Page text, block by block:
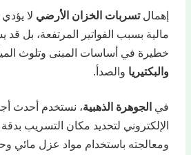
إهمالتسربات الخزان الأرضي لا
مالية بسبب الفواتير المرتفعة، بل
خطيرة في أساسات المبنى وتلوث
والبكتيريا والصدأ.
في الجوهرة الذهبية، نستخدم أحدث
الإلكتروني لتحديد مكان التسريب
ومعالجته باستخدام مواد عزل مائي